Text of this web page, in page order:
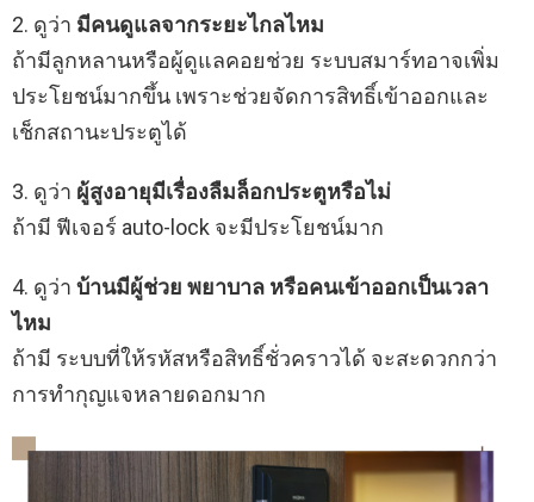
2. ดูว่า มีคนดูแลจากระยะไกลไหม
ถ้ามีลูกหลานหรือผู้ดูแลคอยช่วย ระบบสมาร์ทอาจเพิ่ม
ประโยชน์มากขึ้น เพราะช่วยจัดการสิทธิ์เข้าออกและ
เช็กสถานะประตูได้
3. ดูว่า ผู้สูงอายุมีเรื่องลืมล็อกประตูหรือไม่
ถ้ามี ฟีเจอร์ auto-lock จะมีประโยชน์มาก
4. ดูว่า บ้านมีผู้ช่วย พยาบาล หรือคนเข้าออกเป็นเวลา
ไหม
ถ้ามี ระบบที่ให้รหัสหรือสิทธิ์ชั่วคราวได้ จะสะดวกกว่า
การทำกุญแจหลายดอกมาก